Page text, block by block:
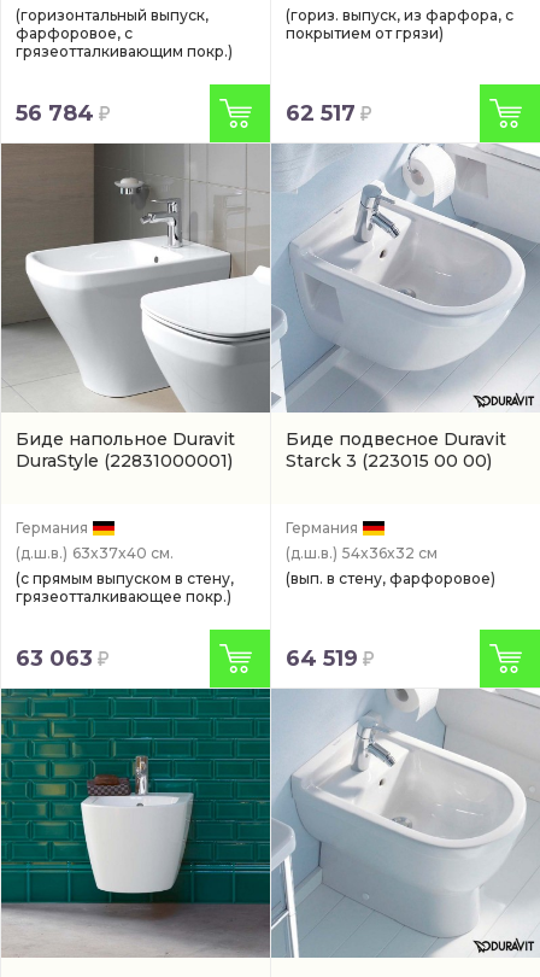
(горизонтальный выпуск,
фарфоровое, с
грязеотталкивающим покр.)
56 784
(гориз. выпуск, из фарфора, с
покрытием от грязи)
62 517
Биде напольное Duravit
DuraStyle (22831000001)
Германия
(д.ш.в.) 63x37x40 см.
(с прямым выпуском в стену,
грязеотталкивающее покр.)
63 063
Биде подвесное Duravit
Starck 3 (223015 00 00)
Германия
(д.ш.в.) 54x36x32 см
(вып. в стену, фарфоровое)
64 519